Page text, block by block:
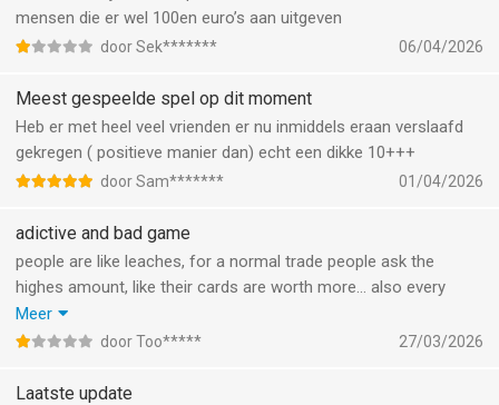
mensen die er wel 100en euro’s aan uitgeven
door Sek******* 06/04/2026
Meest gespeelde spel op dit moment
Heb er met heel veel vrienden er nu inmiddels eraan verslaafd
gekregen ( positieve manier dan) echt een dikke 10+++
door Sam******* 01/04/2026
adictive and bad game
people are like leaches, for a normal trade people ask the
highes amount, like their cards are worth more… also every
season you are almost done with it, and the game wants
money from you to complete everything, you never get lucky
want to trade down or same worth. this get deleted directly
Meer
door Too***** 27/03/2026
Laatste update